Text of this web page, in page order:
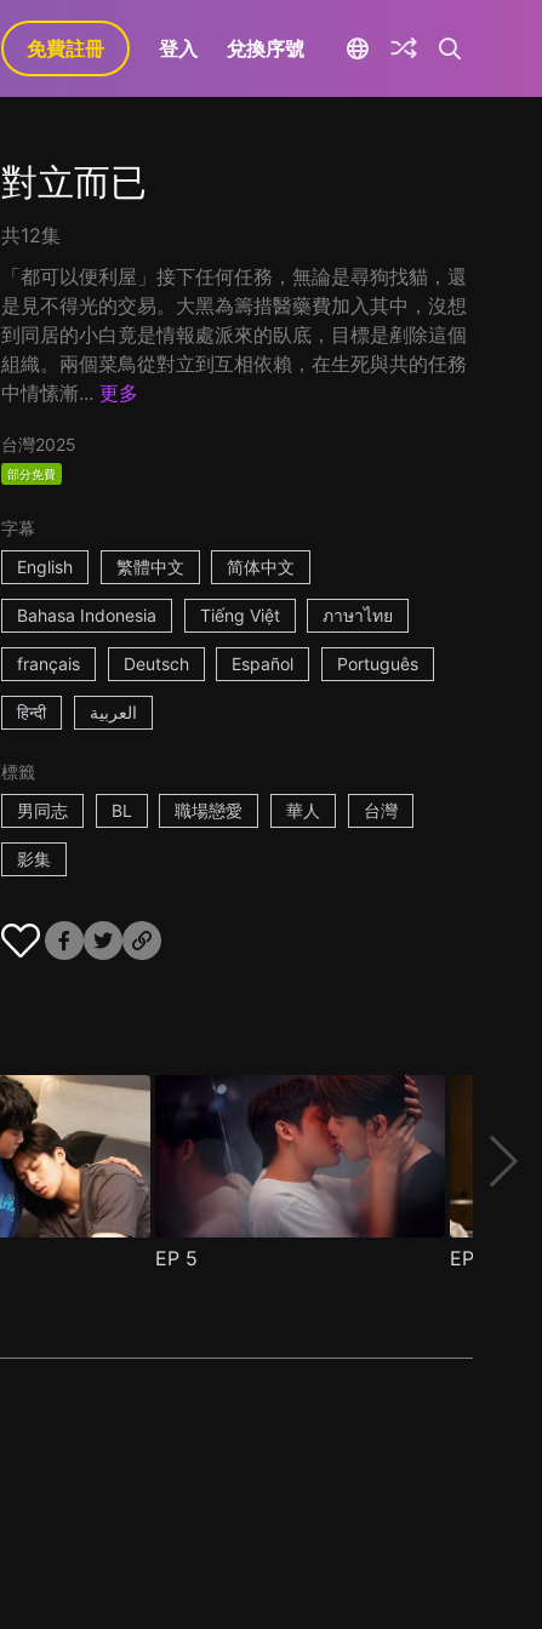
免費註冊 登入 兌換序號
對立而已
共12集
「都可以便利屋」接下任何任務，無論是尋狗找貓，還
是見不得光的交易。大黑為籌措醫藥費加入其中，沒想
到同居的小白竟是情報處派來的臥底，目標是剷除這個
組織。兩個菜鳥從對立到互相依賴，在生死與共的任務
中情愫漸... 更多
台灣2025
部分免費
字幕
English
繁體中文 简体中文
Bahasa Indonesia Tiếng Việt ภาษาไทย
français Deutsch Español Português
हिन्दी العربية
標籤
男同志
BL 職場戀愛 華人 台灣
影集
EP 5 EP